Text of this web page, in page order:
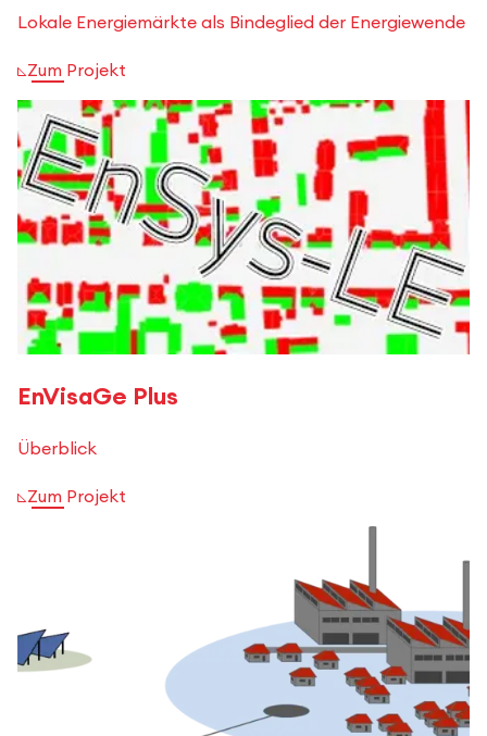
Lokale Energiemärkte als Bindeglied der Energiewende
Zum Projekt
EnVisaGe Plus
Überblick
Zum Projekt